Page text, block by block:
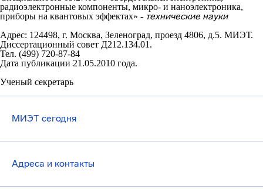
радиоэлектронные компоненты, микро- и наноэлектроника,
приборы на квантовых эффектах» - технические науки
Адрес: 124498, г. Москва, Зеленоград, проезд 4806, д.5. МИЭТ.
Диссертационный совет Д212.134.01.
Тел. (499) 720-87-84
Дата публикации 21.05.2010 года.
Ученый секретарь
МИЭТ сегодня
Адреса и контакты